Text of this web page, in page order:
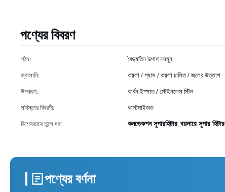
পণ্যের বিবরণ
গঠন: বৈদ্যুতিন উপাদানসমূহ
জ্বালানি:
কয়লা / গ্যাস / কয়লা চালিত / জলের উত্তাপ
উপকরণ:
কার্বন ইস্পাত / স্টেইনলেস স্টিল
সবিস্তার বিবরণী:
কাস্টমাইজড
বিশেষভাবে তুলে ধরা
কনভেকশন সুপারহিটার,বয়লারে সুপার হিটার
পণ্যের বর্ণনা